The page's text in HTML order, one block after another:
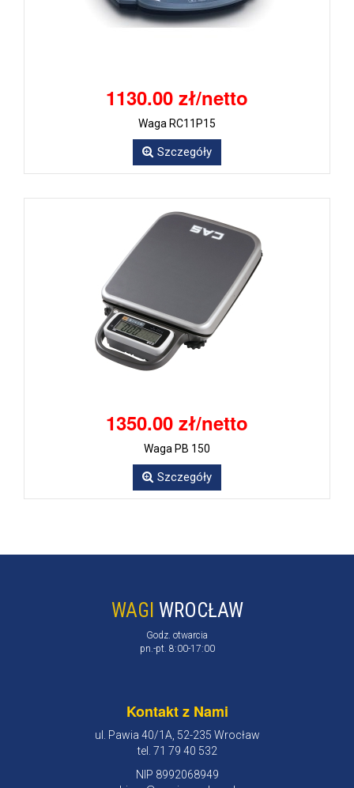
1130.00 zł/netto
Waga RC11P15
Szczegóły
1350.00 zł/netto
Waga PB 150
Szczegóły
WAGI WROCŁAW
Godz. otwarcia
pn.-pt. 8:00-17:00
Kontakt z Nami
ul. Pawia 40/1A, 52-235 Wrocław
tel. 71 79 40 532
NIP 8992068949